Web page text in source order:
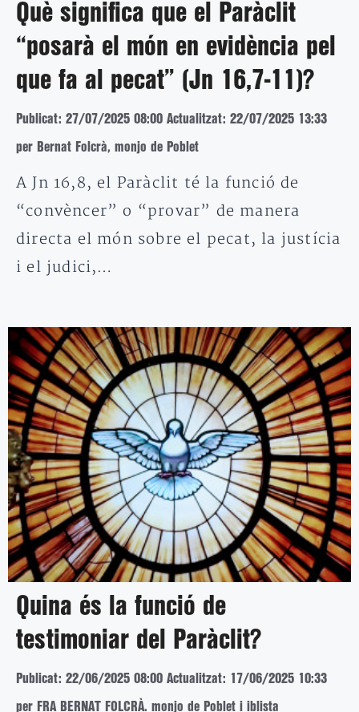
Què significa que el Paràclit
“posarà el món en evidència pel
que fa al pecat” (Jn 16,7-11)?
Publicat: 27/07/2025 08:00 Actualitzat: 22/07/2025 13:33
per Bernat Folcrà, monjo de Poblet
A Jn 16,8, el Paràclit té la funció de
“convèncer” o “provar” de manera
directa el món sobre el pecat, la justícia
i el judici,…
Quina és la funció de
testimoniar del Paràclit?
Publicat: 22/06/2025 08:00 Actualitzat: 17/06/2025 10:33
per FRA BERNAT FOLCRÀ. monjo de Poblet i iblista